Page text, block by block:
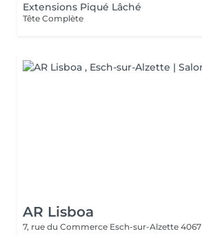
Extensions Piqué Lâché
Tête Complète
AR Lisboa
7, rue du Commerce Esch-sur-Alzette 4067